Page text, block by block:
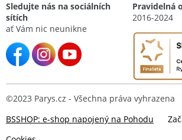
Sledujte nás na sociálních
sítích
ať Vám nic neunikne
Pravidelná
2016-2024
©2023 Parys.cz - Všechna práva vyhrazena
BSSHOP: e-shop napojený na Pohodu